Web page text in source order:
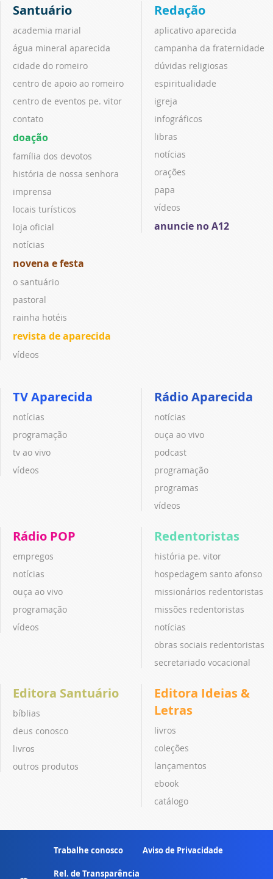
Santuário
academia marial
água mineral aparecida
cidade do romeiro
centro de apoio ao romeiro
centro de eventos pe. vitor
contato
doação
família dos devotos
história de nossa senhora
imprensa
locais turísticos
loja oficial
notícias
novena e festa
o santuário
pastoral
rainha hotéis
revista de aparecida
vídeos
Redação
aplicativo aparecida
campanha da fraternidade
dúvidas religiosas
espiritualidade
igreja
infográficos
libras
notícias
orações
papa
vídeos
anuncie no A12
TV Aparecida
notícias
programação
tv ao vivo
vídeos
Rádio Aparecida
notícias
ouça ao vivo
podcast
programação
programas
vídeos
Rádio POP
empregos
notícias
ouça ao vivo
programação
vídeos
Redentoristas
história pe. vitor
hospedagem santo afonso
missionários redentoristas
missões redentoristas
notícias
obras sociais redentoristas
secretariado vocacional
Editora Santuário
bíblias
deus conosco
livros
outros produtos
Editora Ideias &
Letras
livros
coleções
lançamentos
ebook
catálogo
Trabalhe conosco Aviso de Privacidade
Rel. de Transparência